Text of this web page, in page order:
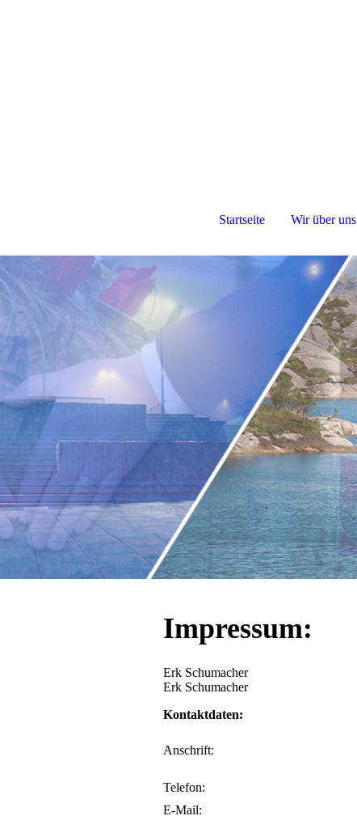
Startseite Wir über uns
Impressum:
Erk Schumacher
Erk Schumacher
Kontaktdaten:
Anschrift:
Telefon:
E-Mail: